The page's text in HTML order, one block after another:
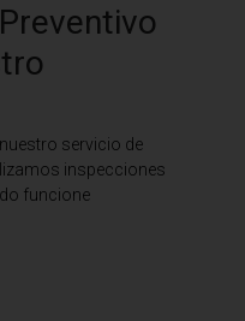
servicio de
inspecciones
funcione